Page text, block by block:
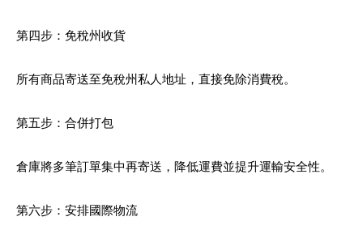
第四步：免稅州收貨
所有商品寄送至免稅州私人地址，直接免除消費稅。
第五步：合併打包
倉庫將多筆訂單集中再寄送，降低運費並提升運輸安全性。
第六步：安排國際物流